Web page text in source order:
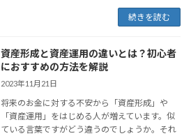
続きを読む
資産形成と資産運用の違いとは？初心者
におすすめの方法を解説
2023年11月21日
将来のお金に対する不安から「資産形成」や
「資産運用」をはじめる人が増えています。似
ている言葉ですがどう違うのでしょうか。それ